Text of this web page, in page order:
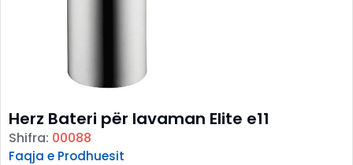
Herz Bateri për lavaman Elite e11
Shifra: 00088
Faqja e Prodhuesit